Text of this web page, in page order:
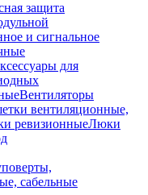
защита
и сигнальное
для
Вентиляторы
вентиляционные,
ревизионныеЛюки
сабельные